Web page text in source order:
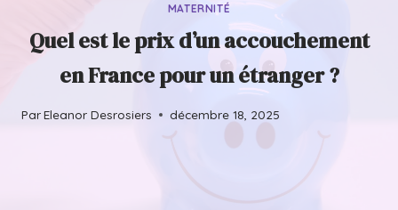
MATERNITÉ
Quel est le prix d’un accouchement
en France pour un étranger ?
ParEleanor Desrosiers décembre 18, 2025